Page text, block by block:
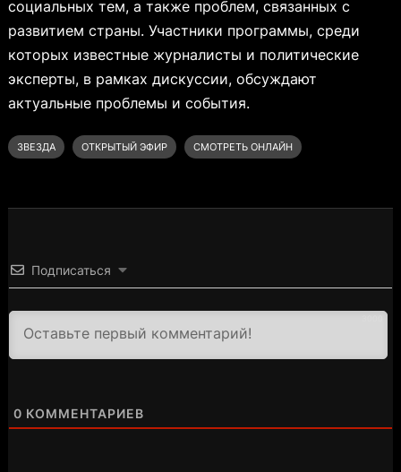
социальных тем, а также проблем, связанных с
развитием страны. Участники программы, среди
которых известные журналисты и политические
эксперты, в рамках дискуссии, обсуждают
актуальные проблемы и события.
ЗВЕЗДА ОТКРЫТЫЙ ЭФИР СМОТРЕТЬ ОНЛАЙН
Подписаться
0 КОММЕНТАРИЕВ